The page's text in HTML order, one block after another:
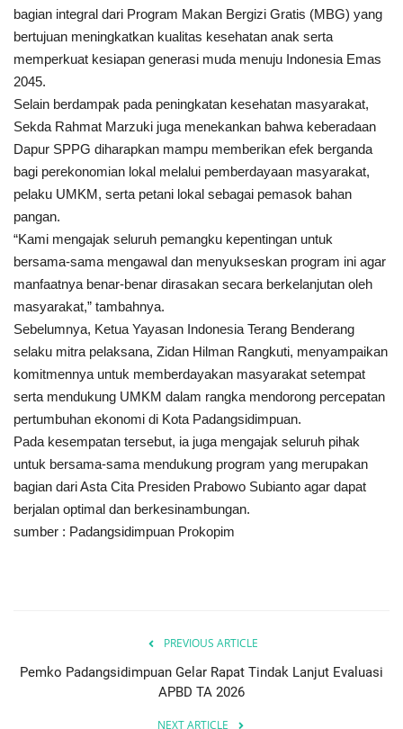
bagian integral dari Program Makan Bergizi Gratis (MBG) yang
bertujuan meningkatkan kualitas kesehatan anak serta
memperkuat kesiapan generasi muda menuju Indonesia Emas
2045.
Selain berdampak pada peningkatan kesehatan masyarakat,
Sekda Rahmat Marzuki juga menekankan bahwa keberadaan
Dapur SPPG diharapkan mampu memberikan efek berganda
bagi perekonomian lokal melalui pemberdayaan masyarakat,
pelaku UMKM, serta petani lokal sebagai pemasok bahan
pangan.
“Kami mengajak seluruh pemangku kepentingan untuk
bersama-sama mengawal dan menyukseskan program ini agar
manfaatnya benar-benar dirasakan secara berkelanjutan oleh
masyarakat,” tambahnya.
Sebelumnya, Ketua Yayasan Indonesia Terang Benderang
selaku mitra pelaksana, Zidan Hilman Rangkuti, menyampaikan
komitmennya untuk memberdayakan masyarakat setempat
serta mendukung UMKM dalam rangka mendorong percepatan
pertumbuhan ekonomi di Kota Padangsidimpuan.
Pada kesempatan tersebut, ia juga mengajak seluruh pihak
untuk bersama-sama mendukung program yang merupakan
bagian dari Asta Cita Presiden Prabowo Subianto agar dapat
berjalan optimal dan berkesinambungan.
sumber : Padangsidimpuan Prokopim
PREVIOUS ARTICLE
Pemko Padangsidimpuan Gelar Rapat Tindak Lanjut Evaluasi
APBD TA 2026
NEXT ARTICLE